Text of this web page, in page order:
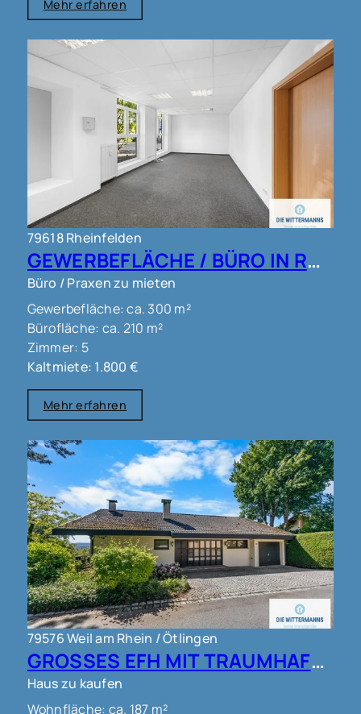
Mehr erfahren
79618 Rheinfelden
GEWERBEFLÄCHE / BÜRO IN RHEINFELDEN !!!
Büro / Praxen zu mieten
Gewerbefläche: ca. 300 m²
Bürofläche: ca. 210 m²
Zimmer: 5
Kaltmiete: 1.800 €
Mehr erfahren
79576 Weil am Rhein / Ötlingen
GROSSES EFH MIT TRAUMHAFTEM AUSBLICK IN WEIL AM RHEIN OT ÖTLINGEN !!!
Haus zu kaufen
Wohnfläche: ca. 187 m²